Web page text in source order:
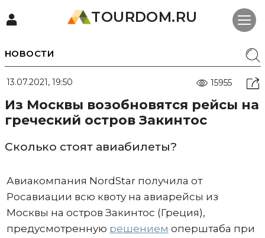
TOURDOM.RU
НОВОСТИ
13.07.2021, 19:50 15955
Из Москвы возобновятся рейсы на
греческий остров Закинтос
Сколько стоят авиабилеты?
Авиакомпания NordStar получила от
Росавиации всю квоту на авиарейсы из
Москвы на остров Закинтос (Греция),
предусмотренную решением оперштаба при